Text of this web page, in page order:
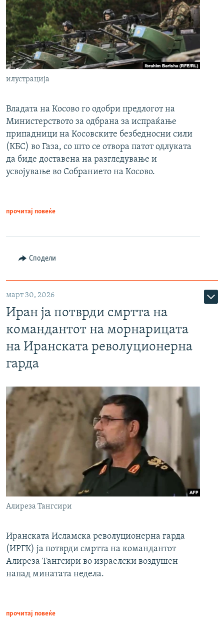
илустрација
Владата на Косово го одобри предлогот на
Министерството за одбрана за испраќање
припадници на Косовските безбедносни сили
(КБС) во Газа, со што се отвора патот одлуката
да биде доставена на разгледување и
усвојување во Собранието на Косово.
прочитај повеќе
Сподели
март 30, 2026
Иран ја потврди смртта на
командантот на морнарицата
на Иранската револуционерна
гарда
Алиреза Тангсири
Иранската Исламска револуционерна гарда
(ИРГК) ја потврди смртта на командантот
Алиреза Тангсири во израелски воздушен
напад минатата недела.
прочитај повеќе